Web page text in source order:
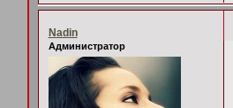
Nadin
Администратор